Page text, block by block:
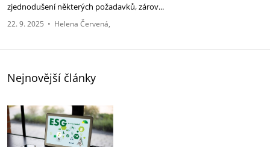
zjednodušení ‎některých požadavků, zárov...
22. 9. 2025 • Helena Červená
Nejnovější články